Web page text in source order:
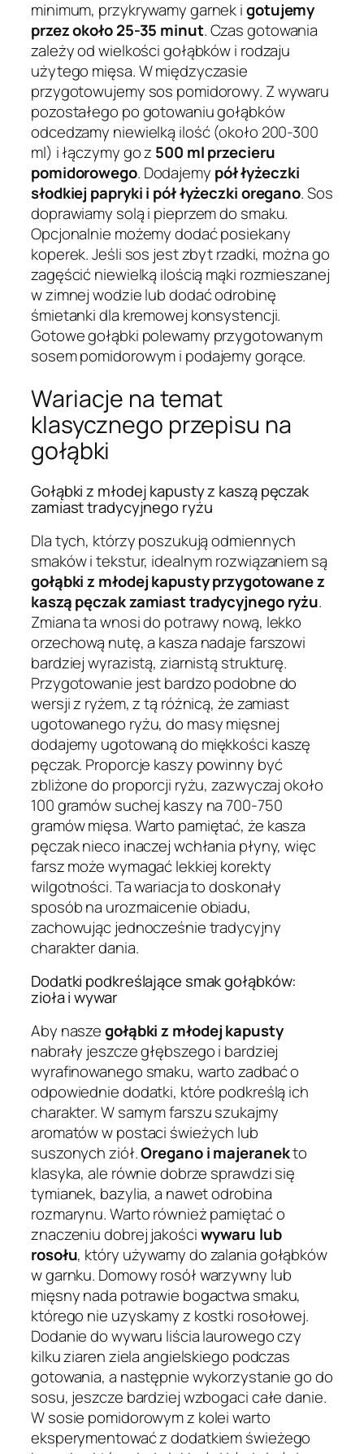
minimum, przykrywamy garnek igotujemy
przez około 25-35 minut. Czas gotowania
zależy od wielkości gołąbków i rodzaju
użytego mięsa. W międzyczasie
przygotowujemy sos pomidorowy. Z wywaru
pozostałego po gotowaniu gołąbków
odcedzamy niewielką ilość (około 200-300
ml) i łączymy go z 500 ml przecieru
pomidorowego. Dodajemy pół łyżeczki
słodkiej papryki i pół łyżeczki oregano. Sos
doprawiamy solą i pieprzem do smaku.
Opcjonalnie możemy dodać posiekany
koperek. Jeśli sos jest zbyt rzadki, można go
zagęścić niewielką ilością mąki rozmieszanej
w zimnej wodzie lub dodać odrobinę
śmietanki dla kremowej konsystencji.
Gotowe gołąbki polewamy przygotowanym
sosem pomidorowym i podajemy gorące.
Wariacje na temat
klasycznego przepisu na
gołąbki
Gołąbki z młodej kapusty z kaszą pęczak
zamiast tradycyjnego ryżu
Dla tych, którzy poszukują odmiennych
smaków i tekstur, idealnym rozwiązaniem są
gołąbki z młodej kapusty przygotowane z
kaszą pęczak zamiast tradycyjnego ryżu.
Zmiana ta wnosi do potrawy nową, lekko
orzechową nutę, a kasza nadaje farszowi
bardziej wyrazistą, ziarnistą strukturę.
Przygotowanie jest bardzo podobne do
wersji z ryżem, z tą różnicą, że zamiast
ugotowanego ryżu, do masy mięsnej
dodajemy ugotowaną do miękkości kaszę
pęczak. Proporcje kaszy powinny być
zbliżone do proporcji ryżu, zazwyczaj około
100 gramów suchej kaszy na 700-750
gramów mięsa. Warto pamiętać, że kasza
pęczak nieco inaczej wchłania płyny, więc
farsz może wymagać lekkiej korekty
wilgotności. Ta wariacja to doskonały
sposób na urozmaicenie obiadu,
zachowując jednocześnie tradycyjny
charakter dania.
Dodatki podkreślające smak gołąbków:
zioła i wywar
Aby naszegołąbki z młodej kapusty
nabrały jeszcze głębszego i bardziej
wyrafinowanego smaku, warto zadbać o
odpowiednie dodatki, które podkreślą ich
charakter. W samym farszu szukajmy
aromatów w postaci świeżych lub
suszonych ziół.Oregano i majeranekto
klasyka, ale równie dobrze sprawdzi się
tymianek, bazylia, a nawet odrobina
rozmarynu. Warto również pamiętać o
znaczeniu dobrej jakościwywaru lub
rosołu, który używamy do zalania gołąbków
w garnku. Domowy rosół warzywny lub
mięsny nada potrawie bogactwa smaku,
którego nie uzyskamy z kostki rosołowej.
Dodanie do wywaru liścia laurowego czy
kilku ziaren ziela angielskiego podczas
gotowania, a następnie wykorzystanie go do
sosu, jeszcze bardziej wzbogaci całe danie.
W sosie pomidorowym z kolei warto
eksperymentować z dodatkiem świeżego